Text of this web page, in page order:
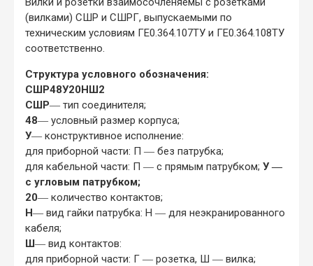
(вилками) СШР и СШРГ, выпускаемыми по
техническим условиям ГЕ0.364.107ТУ и ГЕ0.364.108ТУ
соответственно.
Структура условного обозначения:
СШР48У20НШ2
СШР― тип соединителя;
48― условный размер корпуса;
У― конструктивное исполнение:
для приборной части: П ― без патрубка;
для кабельной части: П ― с прямым патрубком; У ―
с угловым патрубком;
20― количество контактов;
Н― вид гайки патрубка: Н ― для неэкранированного
кабеля;
Ш― вид контактов:
для приборной части: Г ― розетка, Ш ― вилка;